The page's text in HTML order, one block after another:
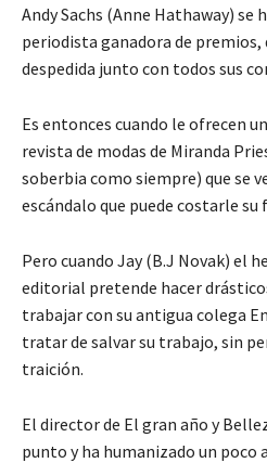
Andy Sachs (Anne Hathaway) se
periodista ganadora de premios,
despedida junto con todos sus
Es entonces cuando le ofrecen
revista de modas de Miranda
soberbia como siempre) que se
escándalo que puede costarle su
Pero cuando Jay (B.J Novak) el
editorial pretende hacer
trabajar con su antigua colega
tratar de salvar su trabajo, sin
traición.
El director de El gran año y
punto y ha humanizado un poco